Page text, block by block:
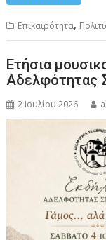
Επικαιρότητα,
Ετήσια
Αδελφότητας
2 Ιουλίου 2026